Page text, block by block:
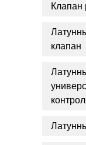
Клапан
клапан